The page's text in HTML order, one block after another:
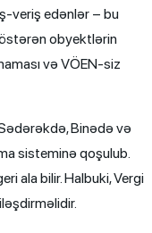
veriş edənlər – bu
obyektlərin
və VÖEN-siz
Binədə və
sisteminə qoşulub.
ala bilir. Halbuki, Vergi